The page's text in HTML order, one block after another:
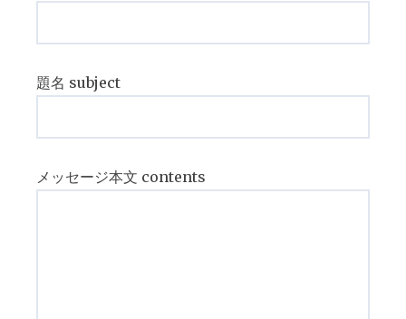
題名 subject
メッセージ本文 contents